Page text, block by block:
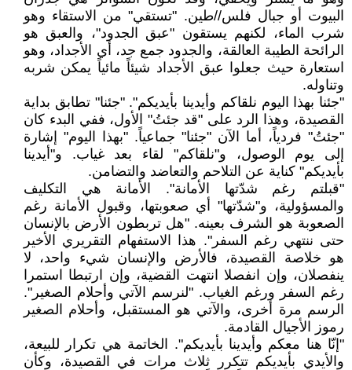
البيوت أو جبال فلس//طين. "تستقي" من الاستقاء وهو
شرب الماء، لكنهم يستقون "عبق الجدود"، والعبق هو
الرائحة الطيبة العالقة، والجدود جمع جد، أي الأجداد، وهو
استعارة حيث جعلوا عبق الأجداد شيئاً مائياً يمكن شربه
وتناوله.
"جئنا بهذا اليوم نلقاكم وأيدينا بأيديكم". "جئنا" تطابق بداية
القصيدة، وهذا الرد على "قد جئتُ" الأول، ففي البدء كان
"جئتُ" فردياً، أما الآن "جئنا" جماعياً. "بهذا اليوم" إشارة
إلى يوم الوصول، و"نلقاكم" لقاء بعد غياب. و"أيدينا
بأيديكم" كناية عن التلاحم والتعاضد والتضامن.
"قبلتم رغم شدّتها الأمانة". الأمانة هي التكليف
والمسؤولية، و"شدّتها" أي صعوبتها، وقبول الأمانة رغم
الصعوبة هو الشرف بعينه. "هل تربطون الأرض بالإنسان
حتى ننتهي رغم السفر". هذا الاستفهام التقريري الأخير
هو خلاصة القصيدة، فالأرض والإنسان شيء واحد، لا
ينفصلان، وإن انفصلا انتهت القضية، وإن ارتبطا استمرا
رغم السفر ورغم الغياب. "لنرسم الآتي وأحلام الصغير".
الرسم مرة أخرى، والآتي هو المستقبل، وأحلام الصغير
رموز الأجيال القادمة.
"إنّا هنا معكم وأيدينا بأيديكم". الخاتمة هي تكرار للبيعة،
والأيدي بأيديكم تتكرر ثلاث مرات في القصيدة، وكأن